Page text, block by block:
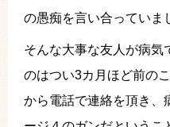
の愚痴を言い合っていま
そんな大事な友人が病気
のはつい3カ月ほど前の
から電話で連絡を頂き、